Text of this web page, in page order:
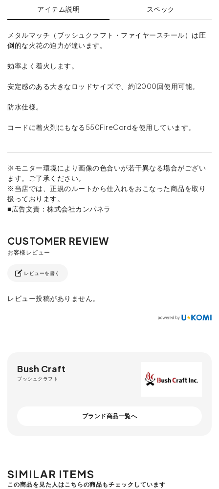
アイテム説明 スペック
メタルマッチ（ブッシュクラフト・ファイヤースチール）は圧
倒的な火花の迫力が違います。
効率よく着火します。
安定感のある大きなロッドサイズで、約12000回使用可能。
防水仕様。
コードに着火剤にもなる550FireCordを使用しています。
※モニター環境により画像の色合いが若干異なる場合がござい
ます。ご了承ください。
※当店では、正規のルートから仕入れをおこなった商品を取り
扱っております。
■広告文責：株式会社カンパネラ
レビューを書く
レビュー投稿がありません。
Bush Craft
ブッシュクラフト
ブランド商品一覧へ
SIMILAR ITEMS
この商品を見た人はこちらの商品もチェックしています